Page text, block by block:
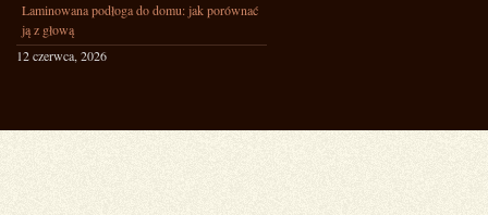
Laminowana podłoga do domu: jak porównać
ją z głową
12 czerwca, 2026